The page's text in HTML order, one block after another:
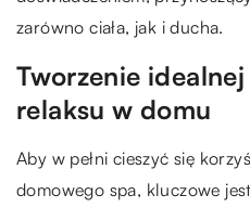
zarówno ciała, jak i ducha.
Tworzenie
relaksu w domu
Aby w pełni cieszyć się
domowego spa, kluczowe